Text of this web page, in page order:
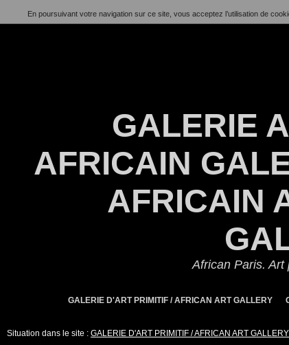
En poursuivant votre navigation sur ce site, vous acceptez l’utilisation de
GALERIE
AFRICAIN
AFRICAIN
African Paris. Art
GALERIE D'ART PRIMITIF / AFRICAN ART GALLERY
Situation dans le site : GALERIE D'ART PRIMITIF / AFRICAN ART GALLERY